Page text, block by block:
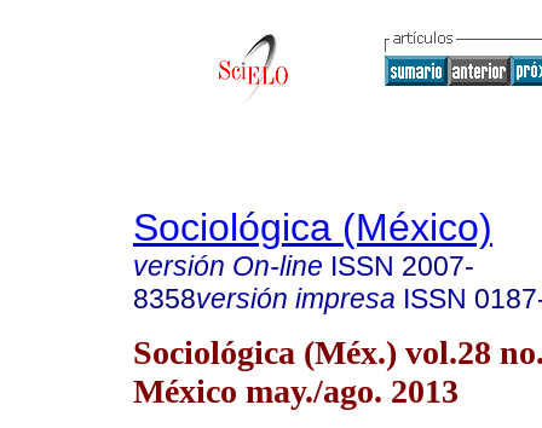
Sociológica (México)
versión On-line ISSN 2007-
8358versión impresa ISSN
Sociológica (Méx.) vol.28
México may./ago. 2013